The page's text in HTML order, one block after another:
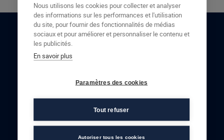
RESTONS EN CONTACT
Nous utilisons les cookies pour collecter et analyser
des informations sur les performances et l'utilisation
du site, pour fournir des fonctionnalités de médias
sociaux et pour améliorer et personnaliser le contenu et
les publicités.
En savoir plus
Paramètres des cookies
Tout refuser
Autoriser tous les cookies